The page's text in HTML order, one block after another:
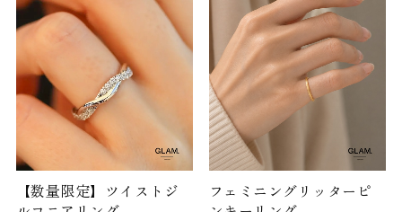
【数量限定】ツイストジ
フェミニングリッターピ